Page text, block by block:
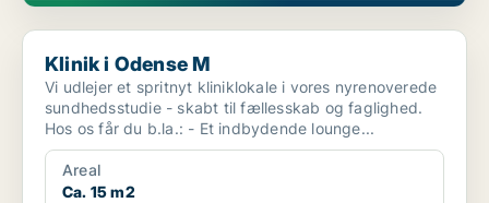
Klinik i Odense M
Klinik i Odense M
Vi udlejer et spritnyt kliniklokale i vores nyrenoverede
sundhedsstudie - skabt til fællesskab og faglighed.
Hos os får du b.la.: - Et indbydende lounge...
Areal
Ca. 15 m2